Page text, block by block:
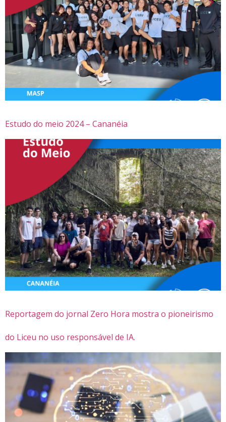
Estudo do meio 2024 – Cananéia
Reportagem do jornal Zero Hora mostra o pioneirismo
do Liceu no uso responsável de IA.